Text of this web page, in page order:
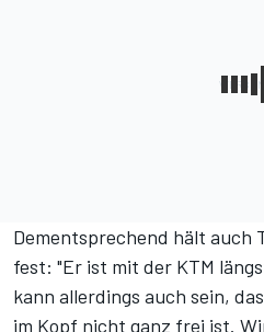
Dementsprechend hält auch
fest: "Er ist mit der KTM
kann allerdings auch sein,
im Kopf nicht ganz frei ist.